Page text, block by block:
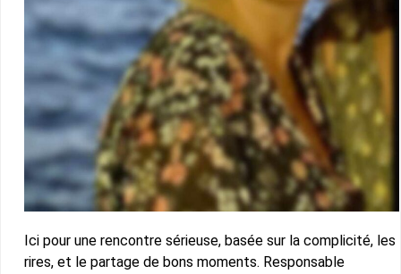
Ici pour une rencontre sérieuse, basée sur la complicité, les
rires, et le partage de bons moments. Responsable